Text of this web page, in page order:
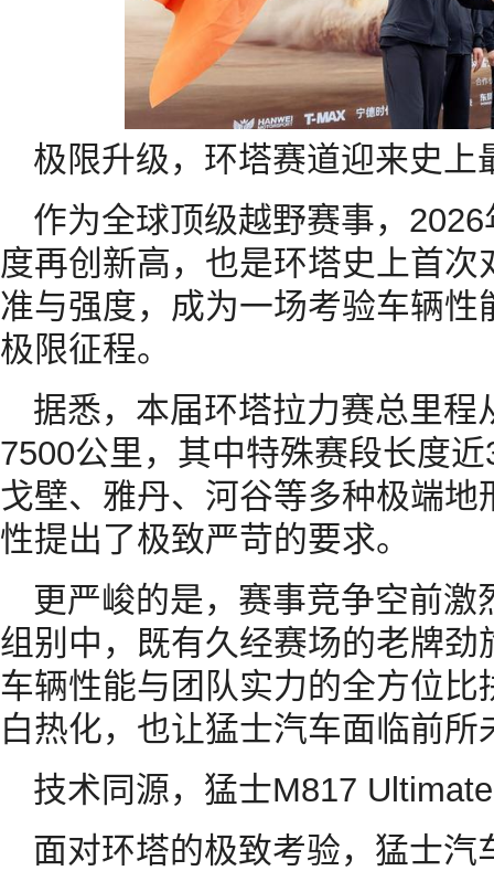
极限升级，环塔赛道迎来史上
作为全球顶级越野赛事，
度再创新高，也是环塔史上首
准与强度，成为一场考验车辆
极限征程。
据悉，本届环塔拉力赛总里程
7500公里，其中特殊赛段长度
戈壁、雅丹、河谷等多种极端
性提出了极致严苛的要求。
更严峻的是，赛事竞争空前
组别中，既有久经赛场的老牌
车辆性能与团队实力的全方位
白热化，也让猛士汽车面临前所
技术同源，猛士M817
面对环塔的极致考验，猛士